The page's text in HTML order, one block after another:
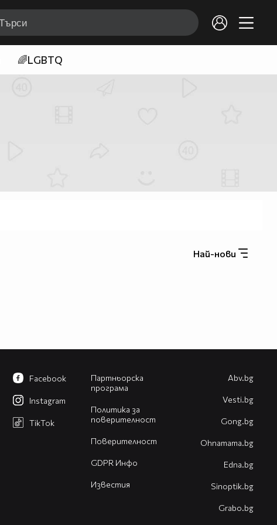
🌈LGBTQ
Най-нови
Партньорска
програма
Политика за
поверителност
Поверителност
GDPR Инфо
Известия
Facebook
Instagram
TikTok
Abv.bg
Vesti.bg
Gong.bg
Оhnamama.bg
Edna.bg
Sinoptik.bg
Grabo.bg